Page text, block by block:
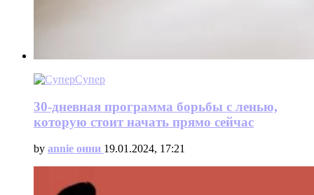
Супер
30-дневная программа борьбы с ленью,
которую стоит начать прямо сейчас
by annie онни 19.01.2024, 17:21